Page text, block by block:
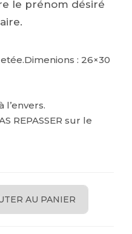
le prénom désiré
: 26×30
l’envers.
REPASSER sur le
AU PANIER